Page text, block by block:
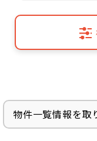
物件一覧情報を取